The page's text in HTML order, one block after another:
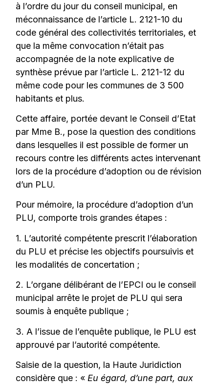
à l’ordre du jour du conseil municipal, en
méconnaissance de l’article L. 2121-10 du
code général des collectivités territoriales, et
que la même convocation n’était pas
accompagnée de la note explicative de
synthèse prévue par l’article L. 2121-12 du
même code pour les communes de 3 500
habitants et plus.
Cette affaire, portée devant le Conseil d’Etat
par Mme B., pose la question des conditions
dans lesquelles il est possible de former un
recours contre les différents actes intervenant
lors de la procédure d’adoption ou de révision
d’un PLU.
Pour mémoire, la procédure d’adoption d’un
PLU, comporte trois grandes étapes :
1. L’autorité compétente prescrit l’élaboration
du PLU et précise les objectifs poursuivis et
les modalités de concertation ;
2. L’organe délibérant de l’EPCI ou le conseil
municipal arrête le projet de PLU qui sera
soumis à enquête publique ;
3. A l’issue de l’enquête publique, le PLU est
approuvé par l’autorité compétente.
Saisie de la question, la Haute Juridiction
considère que : « Eu égard, d’une part, aux